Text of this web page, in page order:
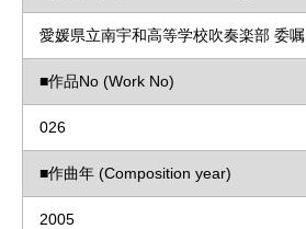
愛媛県立南宇和高等学校吹奏楽部 委嘱
■作品No (Work No)
026
■作曲年 (Composition year)
2005